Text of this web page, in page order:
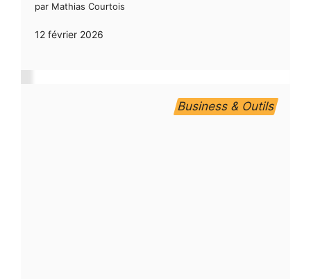
par Mathias Courtois
12 février 2026
Business & Outils